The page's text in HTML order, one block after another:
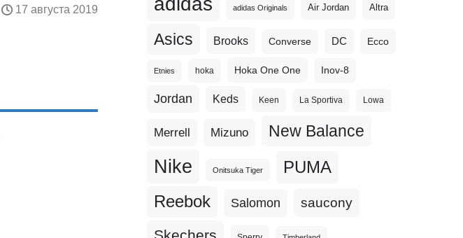
17 августа 2019 adidas Originals Air Jordan Altra
Asics Brooks Converse DC Ecco
Etnies hoka Hoka One One Inov-8
Jordan Keds Keen La Sportiva Lowa
Merrell Mizuno New Balance
Nike Onitsuka Tiger PUMA
Reebok Salomon saucony